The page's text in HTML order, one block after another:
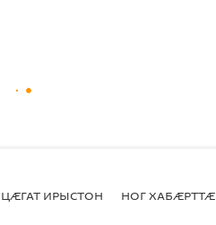
ЦӔГАТ ИРЫСТОН НОГ ХАБӔРТТӔ